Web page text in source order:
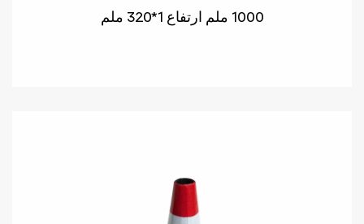
1000 ملم ارتفاع 1*320 ملم